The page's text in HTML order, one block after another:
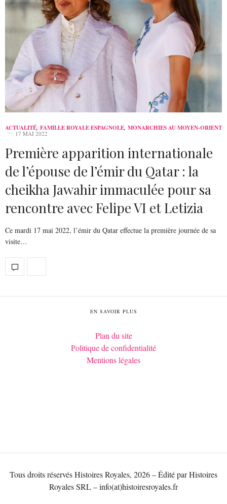
ACTUALITÉ, FAMILLE ROYALE ESPAGNOLE, MONARCHIES AU MOYEN-ORIENT
17 MAI 2022
Première apparition internationale
de l’épouse de l’émir du Qatar : la
cheikha Jawahir immaculée pour sa
rencontre avec Felipe VI et Letizia
Ce mardi 17 mai 2022, l’émir du Qatar effectue la première journée de sa
visite…
EN SAVOIR PLUS
Plan du site
Politique de confidentialité
Mentions légales
Tous droits réservés Histoires Royales, 2026 – Édité par Histoires
Royales SRL – info(at)histoiresroyales.fr